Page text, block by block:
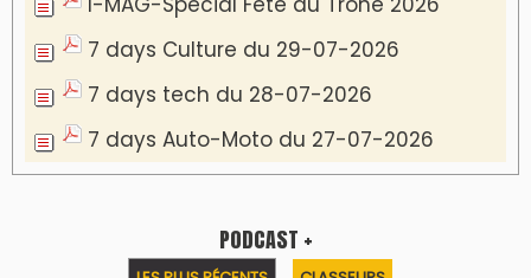
7 days Culture du 29-07-2026
7 days tech du 28-07-2026
7 days Auto-Moto du 27-07-2026
PODCAST +